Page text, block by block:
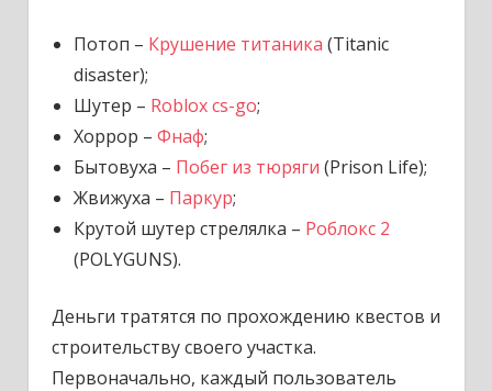
Потоп – Крушение титаника (Titanic
disaster);
Шутер – Roblox cs-go;
Хоррор – Фнаф;
Бытовуха – Побег из тюряги (Prison Life);
Жвижуха – Паркур;
Крутой шутер стрелялка – Роблокс 2
(POLYGUNS).
Деньги тратятся по прохождению квестов и
строительству своего участка.
Первоначально, каждый пользователь